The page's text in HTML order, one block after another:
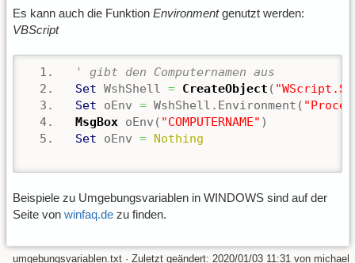
Es kann auch die Funktion Environmentgenutzt werden:
VBScript
' gibt den Computernamen aus
Set WshShell = CreateObject (
Set oEnv = WshShell.Environment(
MsgBox oEnv( "COMPUTERNAME" )
Set oEnv = Nothing
Beispiele zu Umgebungsvariablen in WINDOWS sind auf der
Seite von winfaq.de zu finden.
umgebungsvariablen.txt· Zuletzt geändert: 2020/01/03 11:31von michael